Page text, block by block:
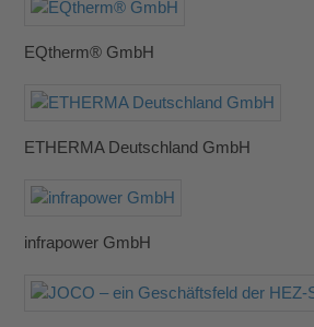
EQtherm® GmbH
ETHERMA Deutschland GmbH
infrapower GmbH